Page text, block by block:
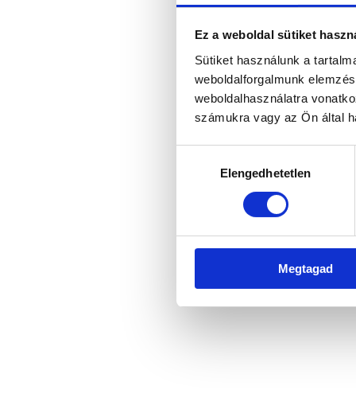
Ez a weboldal sütiket
Sütiket használunk a
weboldalforgalmunk
weboldalhasználatra
számukra vagy az Ön által
kiválasztásaElengedhetetlen
Megtagad
Application error: a client-side